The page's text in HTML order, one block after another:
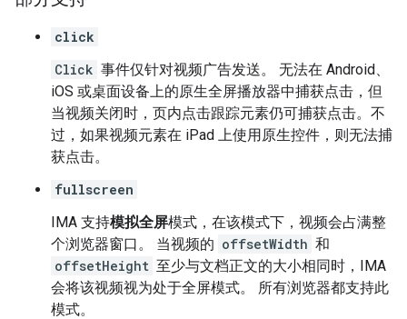
click
Click 事件仅针对视频广告发送。 无法在 Android、
iOS 或桌面设备上的原生全屏播放器中捕获点击，但
当视频关闭时，页内点击跟踪元素仍可捕获点击。不
过，如果视频元素在 iPad 上使用原生控件，则无法捕
获点击。
fullscreen
IMA 支持模拟全屏模式，在该模式下，视频会占满整
个浏览器窗口。 当视频的 offsetWidth 和
offsetHeight 至少与文档正文的大小相同时，IMA
会将该视频视为处于全屏模式。 所有浏览器都支持此
模式。